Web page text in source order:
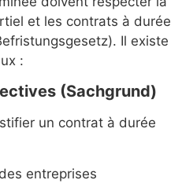
et les contrats à durée
Il existe
:
(Sachgrund)
un contrat à durée
entreprises